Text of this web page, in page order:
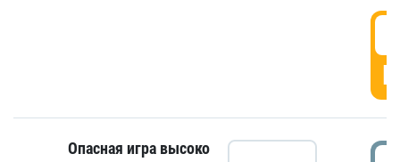
Опасная игра высоко